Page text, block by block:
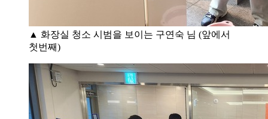
▲ 화장실 청소 시범을 보이는 구연숙 님 (앞에서
첫번째)